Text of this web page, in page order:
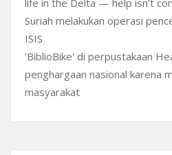
life in the Delta — help isn’t
Suriah melakukan operasi
ISIS
'BiblioBike' di perpustakaan
penghargaan nasional karena
masyarakat